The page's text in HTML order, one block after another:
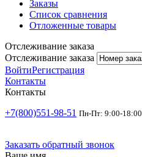
Заказы
Список сравнения
Отложенные товары
Отслеживание заказа
Отслеживание заказа
ВойтиРегистрация
Контакты
Контакты
+7(800)551-98-51 Пн-Пт: 9:00-18:00
Заказать обратный звонок